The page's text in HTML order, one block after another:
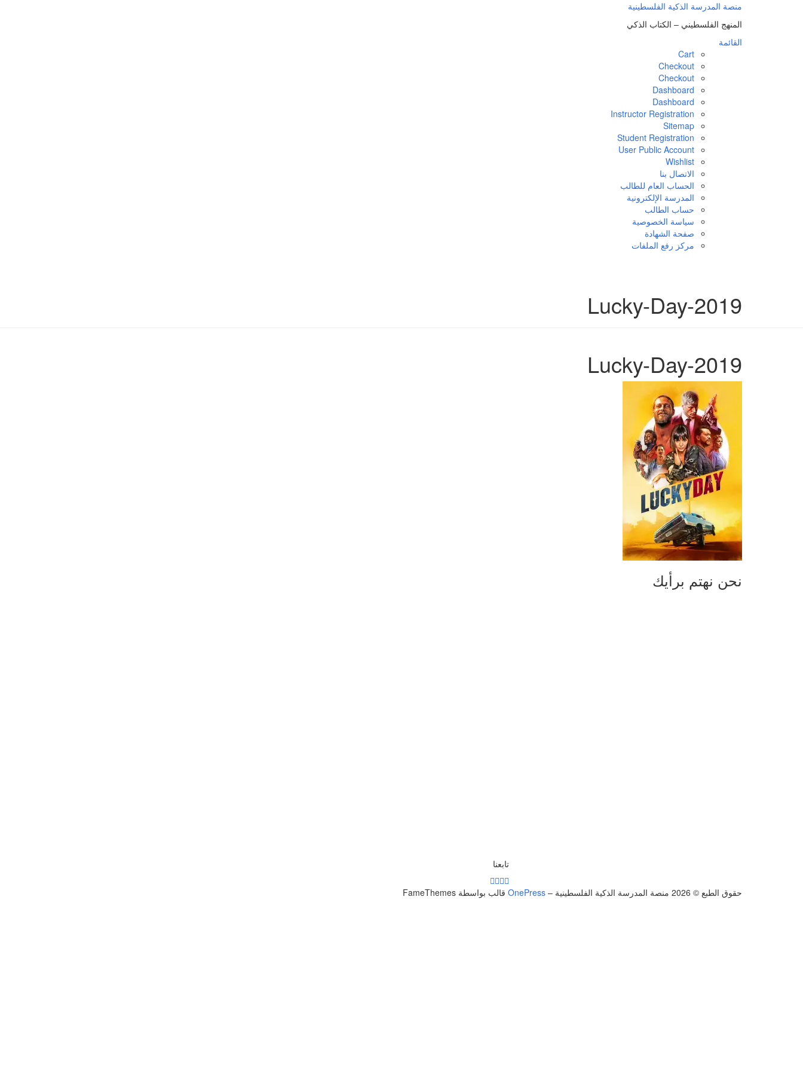
منصة المدرسة الذكية الفلسطينية
المنهج الفلسطيني – الكتاب الذكي
القائمة
Cart
Checkout
Checkout
Dashboard
Dashboard
Instructor Registration
Sitemap
Student Registration
User Public Account
Wishlist
الاتصال بنا
الحساب العام للطالب
المدرسة الإلكترونية
حساب الطالب
سياسة الخصوصية
صفحة الشهادة
مركز رفع الملفات
Lucky-Day-2019
Lucky-Day-2019
نحن نهتم برأيك
تابعنا
حقوق الطبع © 2026 منصة المدرسة الذكية الفلسطينية –
OnePress قالب بواسطة FameThemes